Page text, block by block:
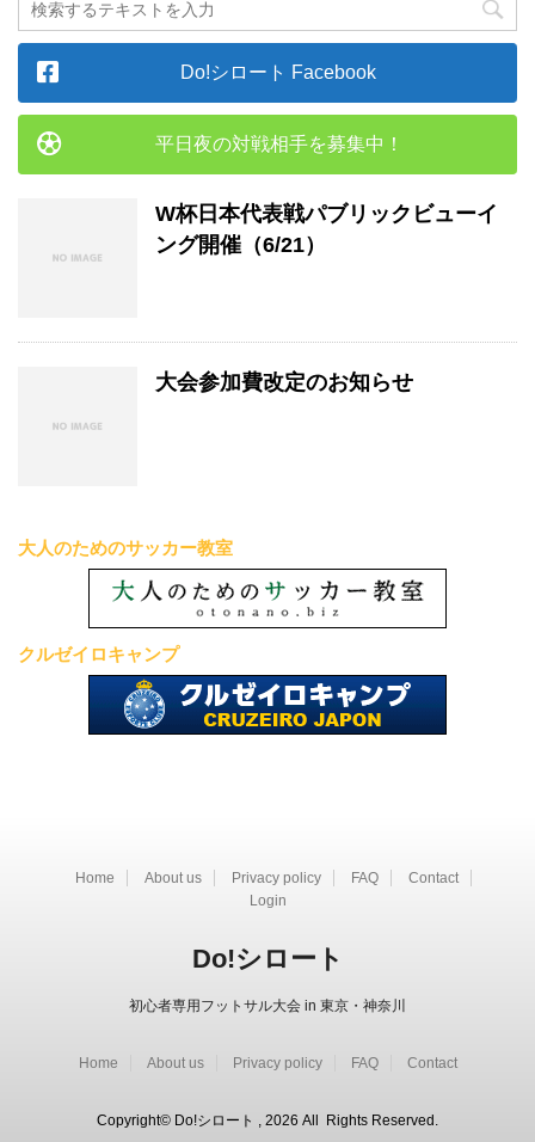
Do!シロート Facebook
平日夜の対戦相手を募集中！
W杯日本代表戦パブリックビューイ
ング開催（6/21）
大会参加費改定のお知らせ
大人のためのサッカー教室
クルゼイロキャンプ
Home About us Privacy policy FAQ
Contact
Login
Do!シロート
初心者専用フットサル大会 in 東京・神奈川
Home About us Privacy policy FAQ Contact
Copyright© Do!シロート , 2026 All Rights Reserved.